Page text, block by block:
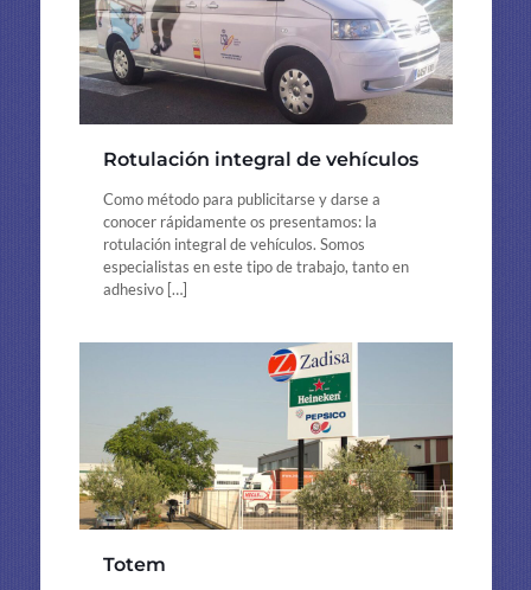
Rotulación integral de vehículos
Como método para publicitarse y darse a
conocer rápidamente os presentamos: la
rotulación integral de vehículos. Somos
especialistas en este tipo de trabajo, tanto en
adhesivo[…]
Totem